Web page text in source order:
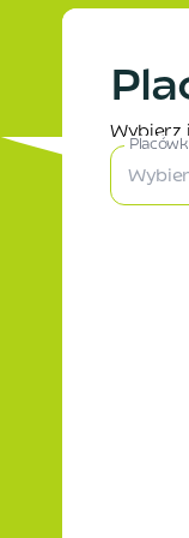
Wybierz